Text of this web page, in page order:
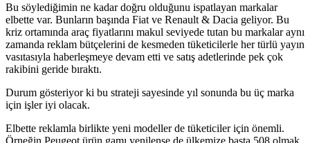
Bu söylediğimin ne kadar doğru olduğunu ispatlayan markalar
elbette var. Bunların başında Fiat ve Renault & Dacia geliyor. Bu
kriz ortamında araç fiyatlarını makul seviyede tutan bu markalar aynı
zamanda reklam bütçelerini de kesmeden tüketicilerle her türlü yayın
vasıtasıyla haberleşmeye devam etti ve satış adetlerinde pek çok
rakibini geride bıraktı.
Durum gösteriyor ki bu strateji sayesinde yıl sonunda bu üç marka
için işler iyi olacak.
Elbette reklamla birlikte yeni modeller de tüketiciler için önemli.
Örneğin Peugeot ürün gamı yenilense de ülkemize başta 508 olmak